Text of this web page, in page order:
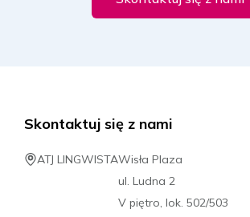
14.09.2026 -
2189 PLN
Rezerwuj
Skontaktuj się z nami
ATJ LINGWISTAWisła Plaza
ul. Ludna 2
V piętro, lok. 502/503